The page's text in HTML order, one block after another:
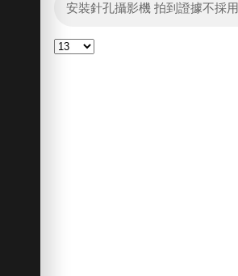
安裝針孔攝影機 拍到證據不採用